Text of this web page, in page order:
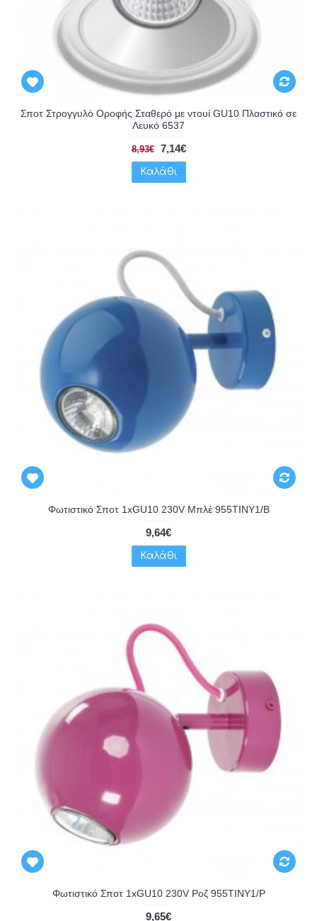
Σποτ Στρογγυλό Οροφής Σταθερό με ντουί GU10 Πλαστικό σε
Λευκό 6537
8,93€ 7,14€
Καλάθι
Φωτιστικό Σποτ 1xGU10 230V Μπλέ 955TINY1/B
9,64€
Καλάθι
Φωτιστικό Σποτ 1xGU10 230V Ροζ 955TINY1/P
9,65€